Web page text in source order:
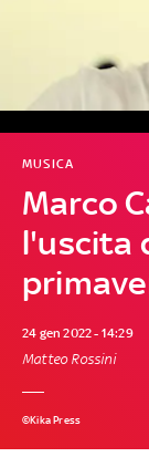
Marco
l'uscita
MUSICA
24 gen 2022 - 14:29
Matteo Rossini
©Kika Press